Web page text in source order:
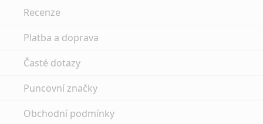
Recenze
Platba a doprava
Časté dotazy
Puncovní značky
Obchodní podmínky